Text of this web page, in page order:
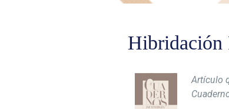
Hibridación
Artículo